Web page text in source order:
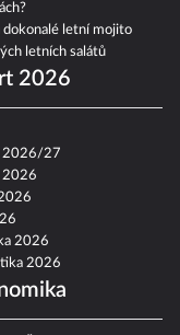
dokonalé letní mojito
letních salátů
2026
2026/27
2026
2026
2026
2026